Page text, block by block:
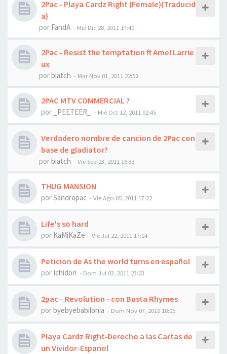
2Pac - Playa Cardz Right (Female)(Traducid
a)
por FandA - Mié Dic 28, 2011 17:40
2Pac - Resist the temptation ft Amel Larrie
ux
porbiatch - Mar Nov 01, 2011 22:52
2PAC MTV COMMERCIAL ?
por _PEETEER_ - Mié Oct 12, 2011 02:45
Verdadero nombre de cancion de 2Pac con
base de gladiator?
porbiatch -Vie Sep 23, 2011 16:33
THUG MANSION
porSandropac -Vie Ago 05, 2011 17:22
Life's so hard
por KaMiKaZe -Vie Jul 22, 2011 17:14
Peticion de As the world turns en español
por Ichidori - Dom Jul 03, 2011 23:03
2pac - Revolution - con Busta Rhymes
porbyebyebabilonia - Dom Nov 07, 2010 18:05
Playa Cardz Right-Derecho a las Cartas de
un Vividor-Espanol